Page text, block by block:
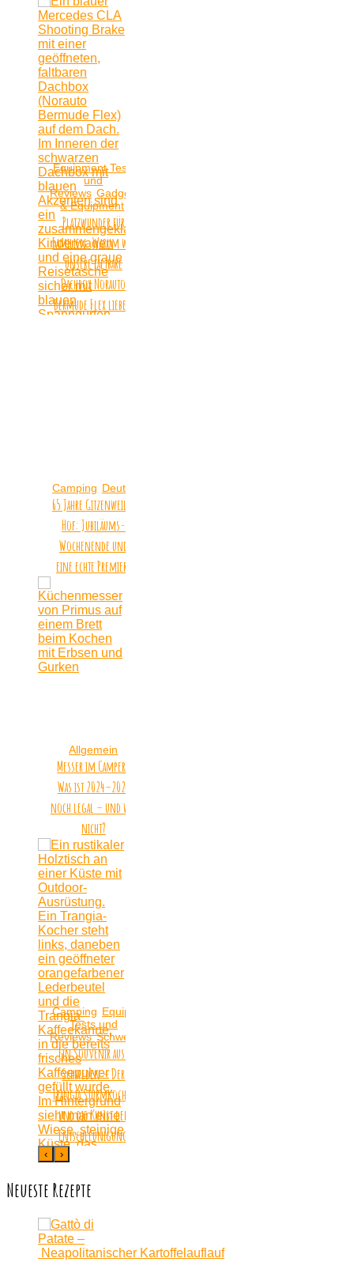
Equipment Tests
und
Reviews Gadgets
& Equipment
Platzwunder für
Familien: Warum wir
unsere faltbare
Dachbox Norauto
Bermude Flex lieben
Camping Deutschland
65 Jahre Gitzenweiler
Hof: Jubiläums-
Wochenende und
eine echte Premiere
Allgemein
Messer im Camper:
Was ist 2024–2026
noch legal – und was
nicht?
Camping Equipment
Tests und
Reviews Schweden
Ein Souvenir aus:
Schweden – Der
Trangia Sturmkocher
und die Kunst der
Entschleunigung
‹ ›
Neueste Rezepte